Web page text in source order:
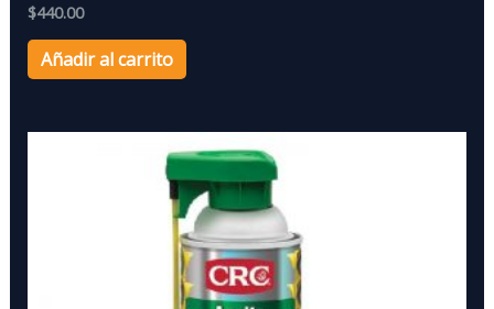
$440.00
Añadir al carrito